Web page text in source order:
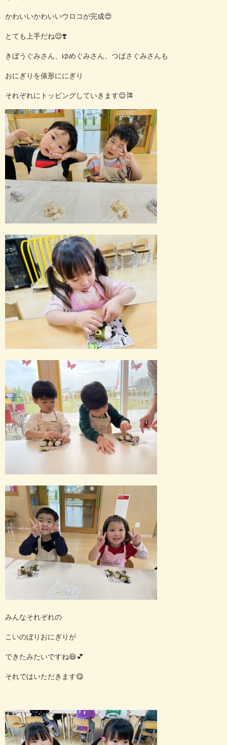
かわいいかわいいウロコが完成😍
とても上手だね😌❣️
きぼうぐみさん、ゆめぐみさん、つばさぐみさんも
おにぎりを俵形ににぎり
それぞれにトッピングしていきます😌🎏
みんなそれぞれの
こいのぼりおにぎりが
できたみたいですね😆💕
それではいただきます😋